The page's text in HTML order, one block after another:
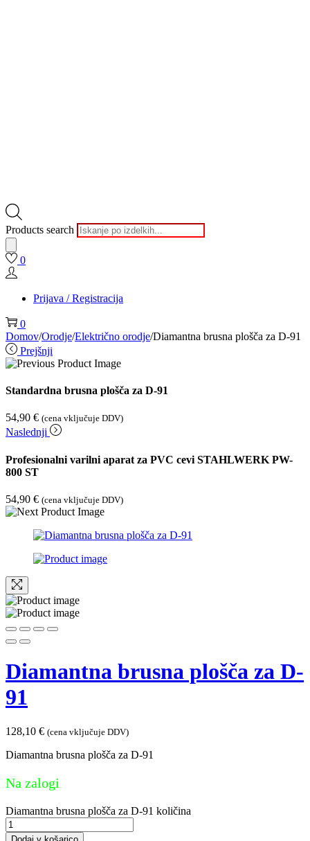
Products search
0
Prijava / Registracija
0
Domov/Orodje/Električno orodje/Diamantna brusna plošča za D-91
Prejšnji
Standardna brusna plošča za D-91
54,90 € (cena vključuje DDV)
Naslednji
Profesionalni varilni aparat za PVC cevi STAHLWERK PW-
800 ST
54,90 € (cena vključuje DDV)
Diamantna brusna plošča za D-
91
128,10 € (cena vključuje DDV)
Diamantna brusna plošča za D-91
Na zalogi
Diamantna brusna plošča za D-91 količina